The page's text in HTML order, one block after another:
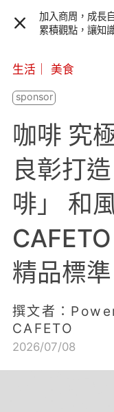
加入商周，成長
累積觀點，讓知
生活 美食
咖啡 究
良彰打
啡」 和
精品標準
撰文者：
CAFETO
2026/07/08